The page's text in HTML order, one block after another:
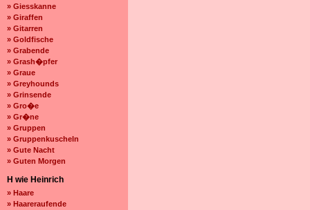
» Giesskanne
» Giraffen
» Gitarren
» Goldfische
» Grabende
» Grash�pfer
» Graue
» Greyhounds
» Grinsende
» Gro�e
» Gr�ne
» Gruppen
» Gruppenkuscheln
» Gute Nacht
» Guten Morgen
H wie Heinrich
» Haare
» Haareraufende